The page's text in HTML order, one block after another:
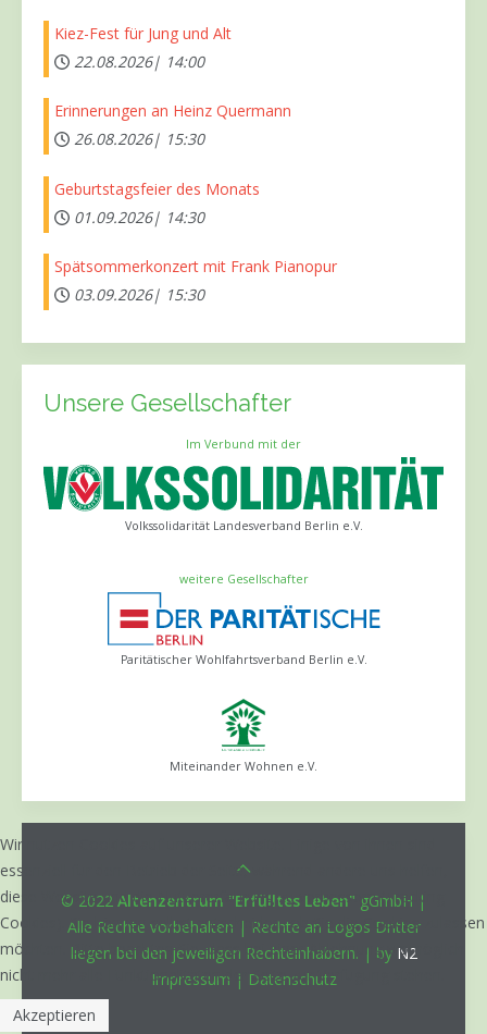
Kiez-Fest für Jung und Alt
22.08.2026| 14:00
Erinnerungen an Heinz Quermann
26.08.2026| 15:30
Geburtstagsfeier des Monats
01.09.2026| 14:30
Spätsommerkonzert mit Frank Pianopur
03.09.2026| 15:30
Unsere Gesellschafter
Im Verbund mit der
Volkssolidarität Landesverband Berlin e.V.
weitere Gesellschafter
Paritätischer Wohlfahrtsverband Berlin e.V.
Miteinander Wohnen e.V.
© 2022 Altenzentrum "Erfülltes Leben" gGmbH |
Alle Rechte vorbehalten | Rechte an Logos Dritter
liegen bei den jeweiligen Rechteinhabern. | by N2
Impressum | Datenschutz
Wir nutzen Cookies auf unserer Website. Einige von ihnen sind
essenziell für den Betrieb der Seite, während andere uns helfen,
diese Website und die Nutzererfahrung zu verbessern (Tracking
Cookies). Sie können selbst entscheiden, ob Sie die Cookies zulassen
möchten. Bitte beachten Sie, dass bei einer Ablehnung womöglich
nicht mehr alle Funktionalitäten der Seite zur Verfügung stehen.
Akzeptieren